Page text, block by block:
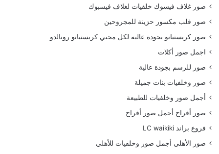
صور غلاف فيسوك خلفيات لغلاف فيسبوك
صور قلب مكسور حزينة للمجروحين
صور كريستيانو بجودة عاليه لكل محبي كريستيانو رونالدو
اجمل صور أكلات
صور للرسم بجودة عالية
صور وخلفيات بنات جميلة
أجمل صور وخلفيات للطبيعة
صور أفراح أجمل صور أفراح
فروع براند LC waikiki
صور الأهلي أجمل صور وخلفيات للأهلي